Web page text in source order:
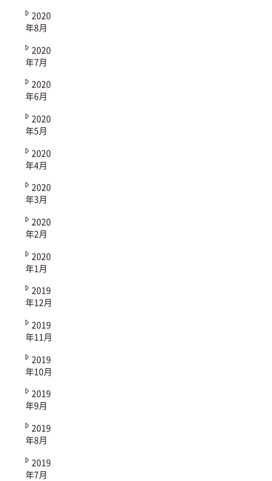
2020
年8月
2020
年7月
2020
年6月
2020
年5月
2020
年4月
2020
年3月
2020
年2月
2020
年1月
2019
年12月
2019
年11月
2019
年10月
2019
年9月
2019
年8月
2019
年7月